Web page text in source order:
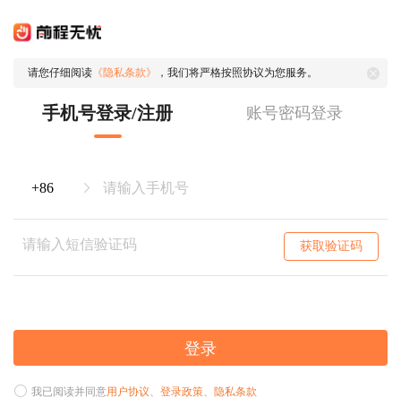
请您仔细阅读 《隐私条款》 ，我们将严格按照协议为您服务。
手机号登录/注册 账号密码登录
获取验证码
登录
我已阅读并同意用户协议、 登录政策、 隐私条款